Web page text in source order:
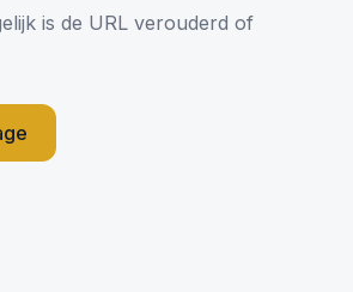
is de URL verouderd of